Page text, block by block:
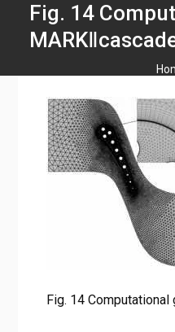
Fig. 14
션
Fig. 14
Fig. 14